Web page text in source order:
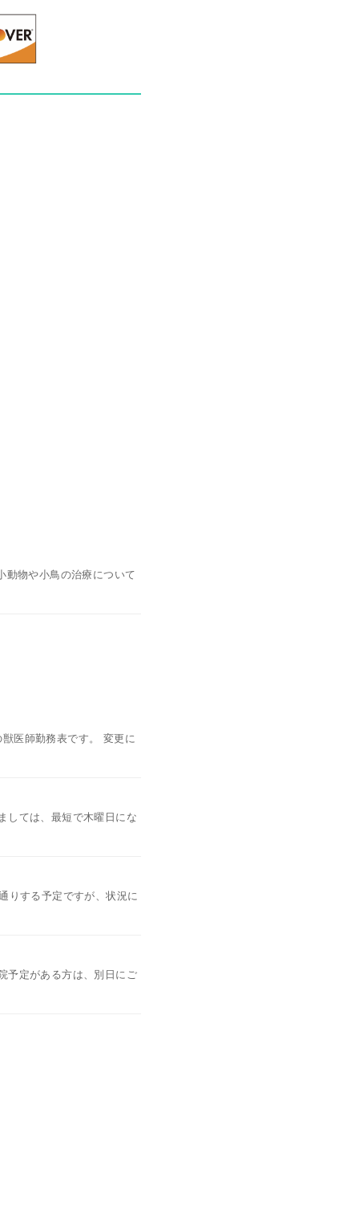
動物や小鳥の治療について
医師勤務表です。 変更に
しては、最短で木曜日にな
りする予定ですが、状況に
予定がある方は、別日にご